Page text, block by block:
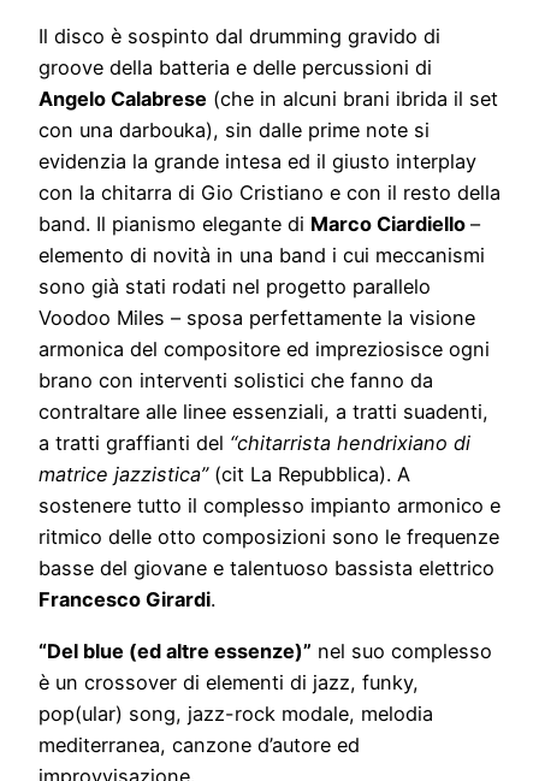
Il disco è sospinto dal drumming gravido di
groove della batteria e delle percussioni di
Angelo Calabrese (che in alcuni brani ibrida il set
con una darbouka), sin dalle prime note si
evidenzia la grande intesa ed il giusto interplay
con la chitarra di Gio Cristiano e con il resto della
band. Il pianismo elegante di Marco Ciardiello –
elemento di novità in una band i cui meccanismi
sono già stati rodati nel progetto parallelo
Voodoo Miles – sposa perfettamente la visione
armonica del compositore ed impreziosisce ogni
brano con interventi solistici che fanno da
contraltare alle linee essenziali, a tratti suadenti,
a tratti graffianti del “chitarrista hendrixiano di
matrice jazzistica”(cit La Repubblica). A
sostenere tutto il complesso impianto armonico e
ritmico delle otto composizioni sono le frequenze
basse del giovane e talentuoso bassista elettrico
Francesco Girardi.
“Del blue (ed altre essenze)” nel suo complesso
è un crossover di elementi di jazz, funky,
pop(ular) song, jazz-rock modale, melodia
mediterranea, canzone d’autore ed
improvvisazione.